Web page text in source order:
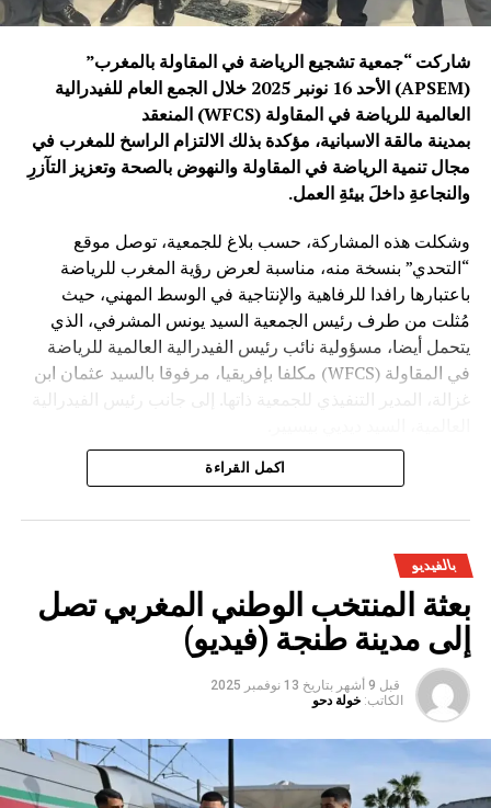
شاركت “جمعية تشجيع الرياضة في المقاولة بالمغرب”
(APSEM) الأحد 16 نونبر 2025 خلال الجمع العام للفيدرالية
العالمية للرياضة في المقاولة (WFCS) المنعقد
بمدينة مالقة الاسبانية، مؤكدة بذلك الالتزام الراسخ للمغرب في
مجال تنمية الرياضة في المقاولة والنهوض بالصحة وتعزيز التآزرِ
والنجاعةِ داخلَ بيئةِ العمل.
وشكلت هذه المشاركة، حسب بلاغ للجمعية، توصل موقع
“التحدي” بنسخة منه، مناسبة لعرض رؤية المغرب للرياضة
باعتبارها رافدا للرفاهية والإنتاجية في الوسط المهني، حيث
مُثلت من طرف رئيس الجمعية السيد يونس المشرفي، الذي
يتحمل أيضا، مسؤولية نائب رئيس الفيدرالية العالمية للرياضة
في المقاولة (WFCS) مكلفا بإفريقيا، مرفوقا بالسيد عثمان ابن
غزالة، المدير التنفيذي للجمعية ذاتها. إلى جانب رئيس الفيدرالية
وقد عرف الجمع العام، حسب ذات المصدر، تنظيم حفل تكريم
للسيد فيليزار ديريك، رئيس الفيدرالية الصربية، الذي وافته المنية
اكمل القراءة
بالفيديو
بعثة المنتخب الوطني المغربي تصل
إلى مدينة طنجة (فيديو)
قبل 9 أشهر بتاريخ 13 نوفمبر 2025
الكاتب: خولة دحو